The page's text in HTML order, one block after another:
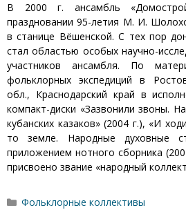
В 2000 г. ансамбль
праздновании 95-летия М. И.
в станице Вёшенской. С тех пор
стал областью особых научно-
участников ансамбля. По
фольклорных экспедиций в
обл., Краснодарский край в
компакт-диски «Зазвонили звоны.
кубанских казаков» (2004 г.), «И
то земле. Народные духовные
приложением нотного сборника
присвоено звание «народный
Рубрики
Фольклорные коллективы